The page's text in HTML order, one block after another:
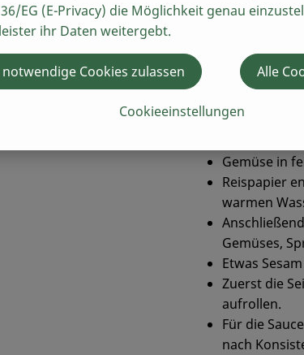
Zubereitung
Karotten
Avocado
Gemüse in
Reispapier
warmen
Gemüses,
Etwas
Zuerst die
aufrollen.
Für die
nach
EG (E-Privacy) die Möglichkeit genau
ihr Daten weitergebt.
Cookieeinstellungen
Cookies zulassen Alle